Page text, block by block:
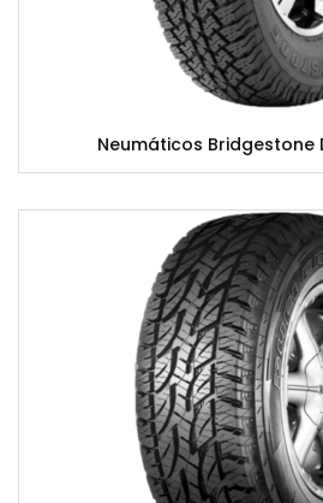
Neumáticos Bridgestone